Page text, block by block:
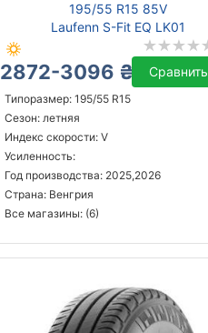
195/55 R15 85V
Laufenn S-Fit EQ LK01
2872-3096 ₴ Сравнить
Типоразмер: 195/55 R15
Сезон: летняя
Индекс скорости: V
Усиленность:
Год производства: 2025,2026
Страна: Венгрия
Все магазины: (6)